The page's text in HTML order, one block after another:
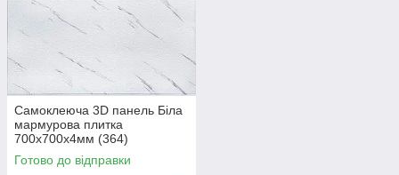
Самоклеюча 3D панель Біла
мармурова плитка
700х700х4мм (364)
Готово до відправки